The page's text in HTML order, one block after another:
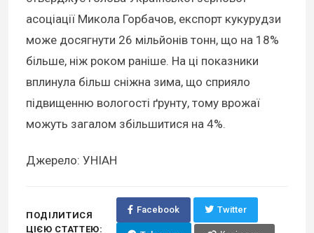
асоціації Микола Горбачов, експорт кукурудзи
може досягнути 26 мільйонів тонн, що на 18%
більше, ніж роком раніше. На ці показники
вплинула більш сніжна зима, що сприяло
підвищенню вологості ґрунту, тому врожаї
можуть загалом збільшитися на 4%.
Джерело: УНІАН
ПОДІЛИТИСЯ
ЦІЄЮ СТАТТЕЮ:
Facebook Twitter